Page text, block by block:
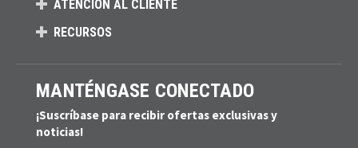
ATENCIÓN AL CLIENTE
RECURSOS
MANTÉNGASE CONECTADO
¡Suscríbase para recibir ofertas exclusivas y
noticias!